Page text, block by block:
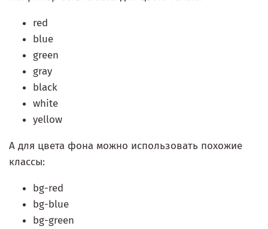
red
blue
green
gray
black
white
yellow
А для цвета фона можно использовать похожие
классы:
bg-red
bg-blue
bg-green